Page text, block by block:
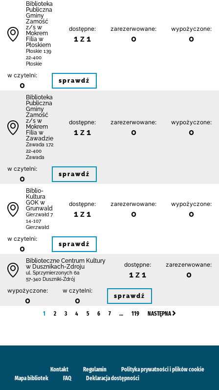
Biblio­teka
Publiczna
Gminy
Zamość
z/s w
Mokrem
Filia w
Płoskiem
Płoskie 139
22-400
Płoskie
dostępne:
1 z 1
zarezerwowane:
0
wypożyczone:
0
w czytelni:
0 sprawdź
Biblio­teka
Publiczna
Gminy
Zamość
z/s w
Mokrem
Filia w
Zawadzie
Zawada 172
22-400
Zawada
dostępne:
1 z 1
zarezerwowane:
0
wypożyczone:
0
w czytelni:
0 sprawdź
Biblio-
Kultura
GOK w
Grunwald
Gierzwałd 7
14-107
Gierzwałd
dostępne:
1 z 1
zarezerwowane:
0
wypożyczone:
0
w czytelni:
0 sprawdź
Biblioteczne Centrum Kultury
w Dusznikach-Zdroju
ul. Sprzymierzonych 6a
57-340 Duszniki-Zdrój
dostępne:
1 z 1
zarezerwowane:
0
wypożyczone:
0
w czytelni:
0 sprawdź
1 2 3 4 5 6 7 … 119 NASTĘPNA
Kontakt Regulamin
Polityka prywatności i plików cookie
Mapa bibliotek
FAQ Deklaracja dostępności